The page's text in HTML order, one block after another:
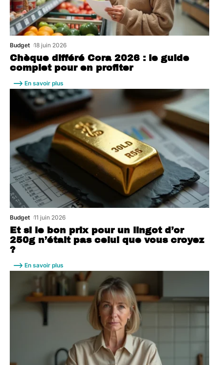
Chèque différé Cora 2026 : le guide
complet pour en profiter
Budget 18 juin 2026
En savoir plus
Et si le bon prix pour un lingot d’or
250g n’était pas celui que vous croyez
?
Budget 11 juin 2026
En savoir plus